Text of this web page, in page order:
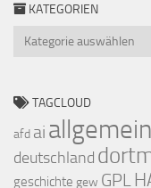
KATEGORIEN
TAGCLOUD
afd ai allgemein
deutschland
geschichte gew GPL